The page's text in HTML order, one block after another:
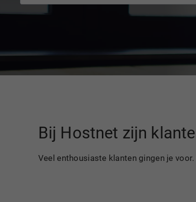
Bij Hostnet zijn
Veel enthousiaste klanten gingen je